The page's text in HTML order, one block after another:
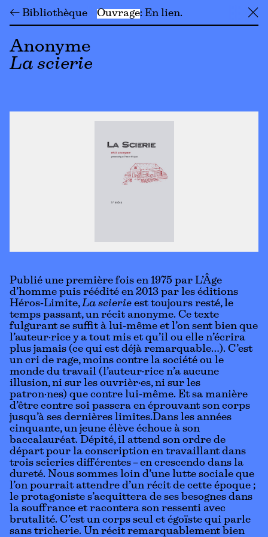
← Bibliothèque Ouvrage En lien ╳
Anonyme
La scierie
Publié une première fois en 1975 par L’Âge
d’homme puis réédité en 2013 par les éditions
Héros-Limite,La scierie est toujours resté, le
temps passant, un récit anonyme. Ce texte
fulgurant se suffit à lui-même et l’on sent bien que
l’auteur·rice y a tout mis et qu’il ou elle n’écrira
plus jamais (ce qui est déjà remarquable…). C’est
un cri de rage, moins contre la société ou le
monde du travail (l’auteur·rice n’a aucune
illusion, ni sur les ouvrièr·es, ni sur les
patron·nes) que contre lui-même. Et sa manière
d’être contre soi passera en éprouvant son corps
jusqu’à ses dernières limites.Dans les années
cinquante, un jeune élève échoue à son
baccalauréat. Dépité, il attend son ordre de
départ pour la conscription en travaillant dans
trois scieries différentes – en crescendo dans la
dureté. Nous sommes loin d’une lutte sociale que
l’on pourrait attendre d’un récit de cette époque ;
le protagoniste s’acquittera de ses besognes dans
la souffrance et racontera son ressenti avec
brutalité. C’est un corps seul et égoïste qui parle
sans tricherie. Un récit remarquablement bien